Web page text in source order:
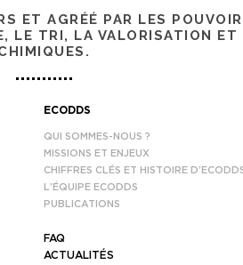
ET AGRÉÉ PAR LES
LE TRI, LA VALORISATION ET
ECODDS
QUI SOMMES-NOUS ?
MISSIONS ET ENJEUX
CHIFFRES CLÉS ET HISTOIRE
L’ÉQUIPE ECODDS
PUBLICATIONS
FAQ
ACTUALITÉS